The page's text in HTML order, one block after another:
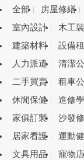
全部 房屋修繕
室內設計
木工
建築材料
設備
人力派遣
清潔
二手買賣
租車
休閒保健
進修
家俱訂製
沙發
居家看護
運動
文具用品
寵物